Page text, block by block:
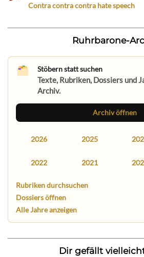
Contra contra contra hate speech
Ruhrbarone-
Stöbern statt suchen
Texte, Rubriken, Dossiers und
Archiv.
Archiv öffnen
2026 2025
2022 2021
Rubriken durchsuchen
Dossiers öffnen
Alle Jahre anzeigen
Dir gefällt